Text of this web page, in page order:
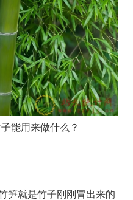
能用来做什么？
笋就是竹子刚刚冒出来的